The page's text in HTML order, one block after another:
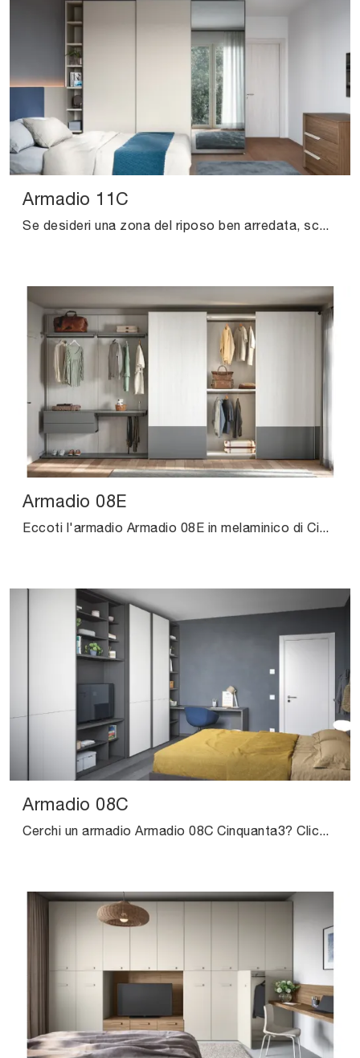
Armadio 11C
Se desideri una zona del riposo ben arredata, scegli l'armadio Armadio 11C con ante scorrevoli di Cinquanta3!
Armadio 08E
Eccoti l'armadio Armadio 08E in melaminico di Cinquanta3! Una ricca gamma di armadi a muro con ante scorrevoli.
Armadio 08C
Cerchi un armadio Armadio 08C Cinquanta3? Clicca subito! Gli armadi a muro con ante scorrevoli ti aspettano.